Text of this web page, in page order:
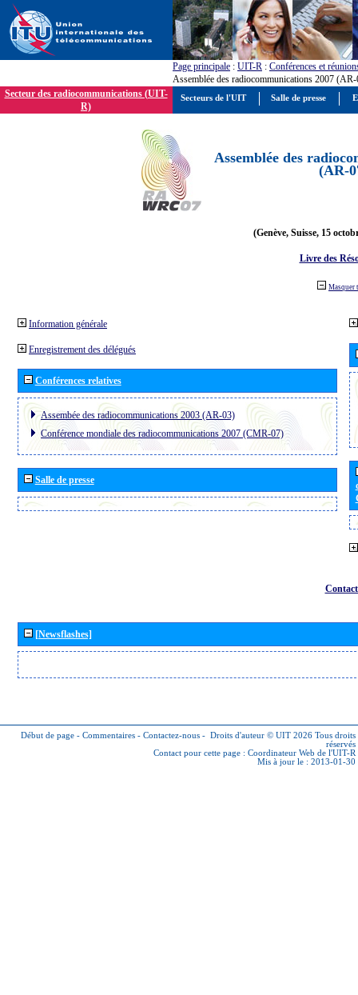
Page principale : UIT-R : Conférences et
Assemblée des radiocommunications 2007
Secteur des radiocommunications (UIT-
R)
Assemblée des
(AR-
(Genève, Suisse, 15
Livre des
Masquer
Information générale
Enregistrement des délégués
Conférences relatives
Assembée des radiocommunications 2003 (AR-03)
Conférence mondiale des radiocommunications 2007 (CMR-07)
Salle de presse
[Newsflashes]
Début de page - Commentaires - Contactez-nous - Droits d'auteur © UIT 2026 Tous droits
réservés
Contact pour cette page : Coordinateur Web de l'UIT-R
Mis à jour le : 2013-01-30
Secteurs de l'UIT Salle de presse